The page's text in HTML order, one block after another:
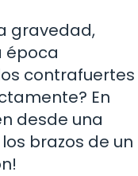
gravedad,
época
contrafuertes
En
desde una
brazos de un